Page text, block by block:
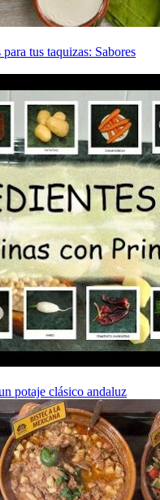
tus taquizas: Sabores
potaje clásico andaluz